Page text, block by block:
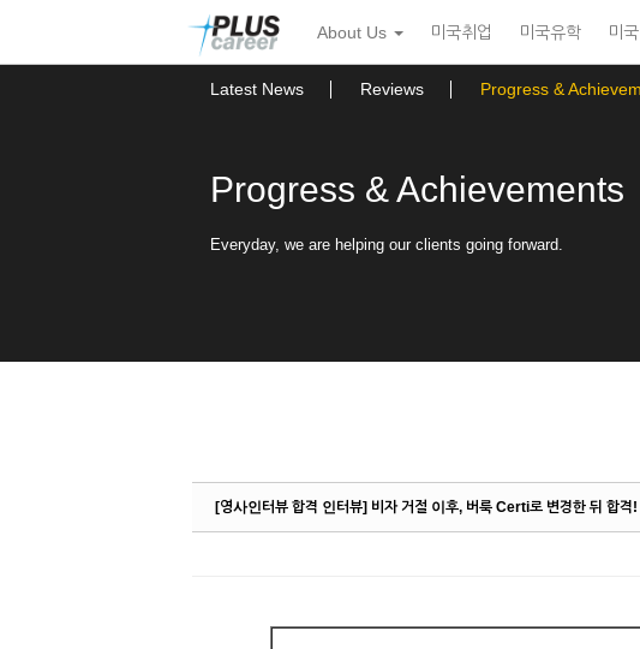
뉴
토
About Us 미국취업 미국유학 미
Latest News Reviews Progress &
Progress & Achievements
Everyday, we are helping our clients going forward.
[영사인터뷰 합격 인터뷰] 비자 거절 이후, 버룩 Certi로 변경한 뒤 합격!